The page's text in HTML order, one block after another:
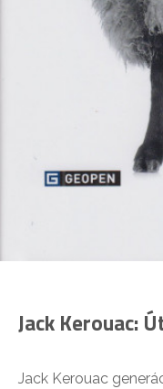
Jack Kerouac:
Jack Kerouac